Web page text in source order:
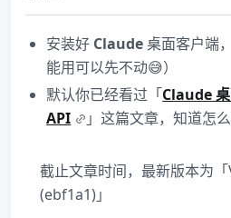
安装好 Claude桌面客户端
能用可以先不动😅）
默认你已经看过「Claude
API
」这篇文章，知道怎
截止文章时间，最新版本为
(ebf1a1)」